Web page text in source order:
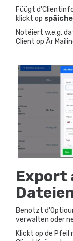
Füügt
klickt op
Notéiert w.e.g.
Client op Är
Export
Benotzt
verwalten oder
Klickt op de Pfeil